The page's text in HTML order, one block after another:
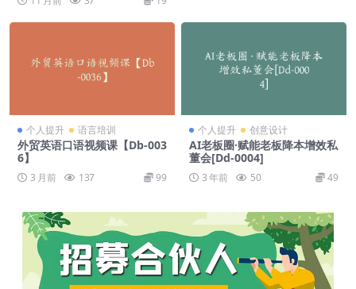
个人提升 语言培训
外贸英语口语视频课【Db-003
6】
3 月前 137 99
个人提升 创意设计
AI老板圈·赋能老板降本增效私
董会[Dd-0004]
3 年前 50 49